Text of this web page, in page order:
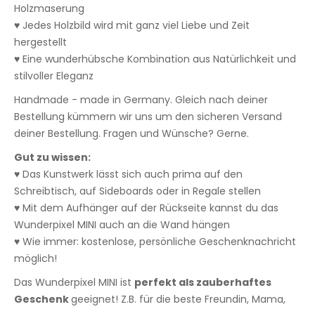
Holzmaserung
♥ Jedes Holzbild wird mit ganz viel Liebe und Zeit
hergestellt
♥ Eine wunderhübsche Kombination aus Natürlichkeit und
stilvoller Eleganz
Handmade - made in Germany. Gleich nach deiner
Bestellung kümmern wir uns um den sicheren Versand
deiner Bestellung. Fragen und Wünsche? Gerne.
Gut zu wissen:
♥ Das Kunstwerk lässt sich auch prima auf den
Schreibtisch, auf Sideboards oder in Regale stellen
♥ Mit dem Aufhänger auf der Rückseite kannst du das
Wunderpixel MINI auch an die Wand hängen
♥ Wie immer: kostenlose, persönliche Geschenknachricht
möglich!
Das Wunderpixel MINI ist perfekt als zauberhaftes
Geschenkgeeignet! Z.B. für die beste Freundin, Mama,